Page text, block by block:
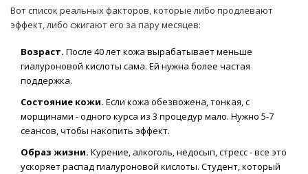
Вот список реальных факторов, которые либо продлевают
эффект, либо сжигают его за пару месяцев:
Возраст. После 40 лет кожа вырабатывает меньше
гиалуроновой кислоты сама. Ей нужна более частая
поддержка.
Состояние кожи. Если кожа обезвожена, тонкая, с
морщинами - одного курса из 3 процедур мало. Нужно 5-7
сеансов, чтобы накопить эффект.
Образ жизни. Курение, алкоголь, недосып, стресс - все это
ускоряет распад гиалуроновой кислоты. Студент, который